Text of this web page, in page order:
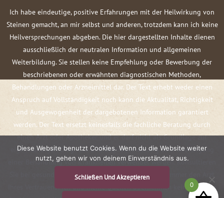
Ich habe eindeutige, positive Erfahrungen mit der Heilwirkung von
Steinen gemacht, an mir selbst und anderen, trotzdem kann ich keine
Heilversprechungen abgeben. Die hier dargestellten Inhalte dienen
ausschließlich der neutralen Information und allgemeinen
Weiterbildung. Sie stellen keine Empfehlung oder Bewerbung der
beschriebenen oder erwähnten diagnostischen Methoden,
Behandlungen oder Arzneimittel dar. Der Text erhebt weder einen
Anspruch auf Vollständigkeit noch kann die Aktualität, Richtigkeit
und Ausgewogenheit der dargebotenen Information garantiert
werden. Der Text ersetzt keinesfalls die fachliche Beratung durch
einen Arzt oder Apotheker und er darf nicht als Grundlage zur
eigenständigen Diagnose und Beginn, Änderung oder Beendigung
einer Behandlung von Krankheiten verwendet werden. Konsultieren
Sie bei gesundheitlichen Fragen oder Beschwerden immer den Arzt
Ihres Vertrauens! Ich und meine Quellen übernehmen keine Haftung
0
Diese Website benutzt Cookies. Wenn du die Website weiter
nutzt, gehen wir von deinem Einverständnis aus.
Schließen Und Akzeptieren